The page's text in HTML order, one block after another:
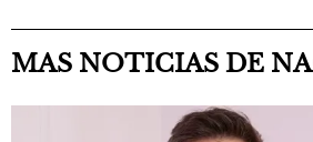
MAS NOTICIAS DE